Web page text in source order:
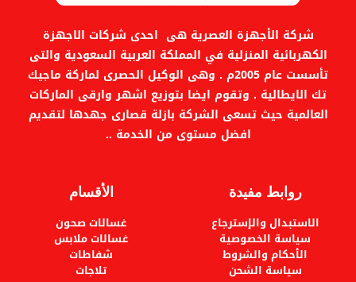
شركة الأجهزة العصرية هى احدى شركات الاجهزة
الكهربائية المنزلية في المملكة العربية السعودية والتى
تأسست عام 2005م . وهى الوكيل الحصرى لماركة ماجيك
تك الايطالية . وتقوم ايضا بتوزيع اشهر وارقى الماركات
العالمية حيث تسعى الشركة بازلة قصارى جهدها لتقديم
افضل مستوى من الخدمة ..
روابط مفيدة
الاستبدال والإسترجاع
سياسة الخصوصية
الأحكام والشروط
سياسة الشحن
الأقسام
غسالات صحون
غسالات ملابس
شفاطات
تلاجات